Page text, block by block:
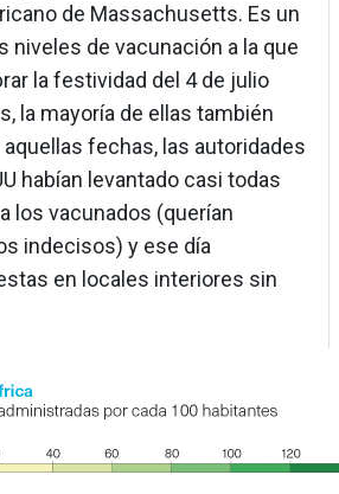
de Massachusetts. Es un
niveles de vacunación a la que
la festividad del 4 de julio
la mayoría de ellas también
fechas, las autoridades
habían levantado casi todas
los vacunados (querían
indecisos) y ese día
en locales interiores sin